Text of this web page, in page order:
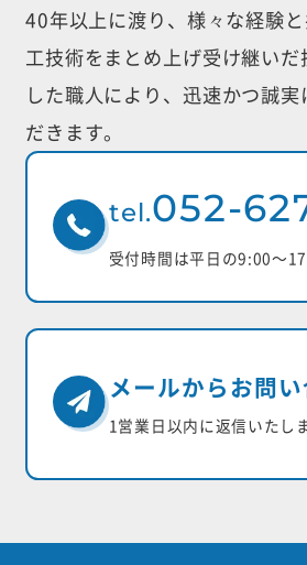
40年以上に渡り、様々な経験
工技術をまとめ上げ受け継いだ
した職人により、迅速かつ誠
だきます。
tel.052-
受付時間は平日の9:00〜
メールからお問
1営業日以内に返信いたし